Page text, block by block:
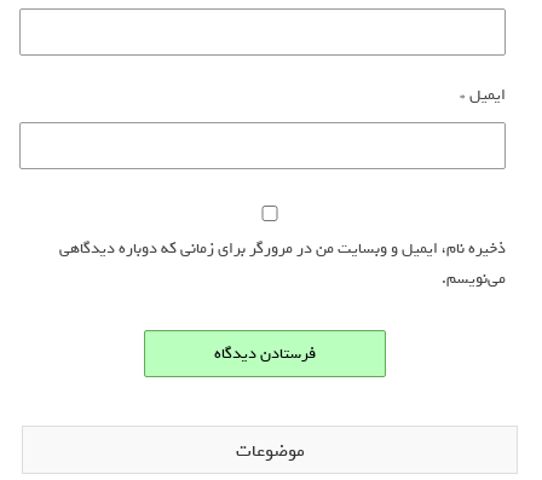
ایمیل*
ذخیره نام، ایمیل و وبسایت من در مرورگر برای زمانی که دوباره دیدگاهی
می‌نویسم.
موضوعات